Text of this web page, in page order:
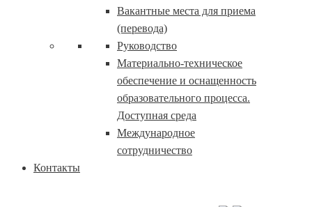
Вакантные места для приема
(перевода)
Руководство
Материально-техническое
обеспечение и оснащенность
образовательного процесса.
Доступная среда
Международное
сотрудничество
Контакты